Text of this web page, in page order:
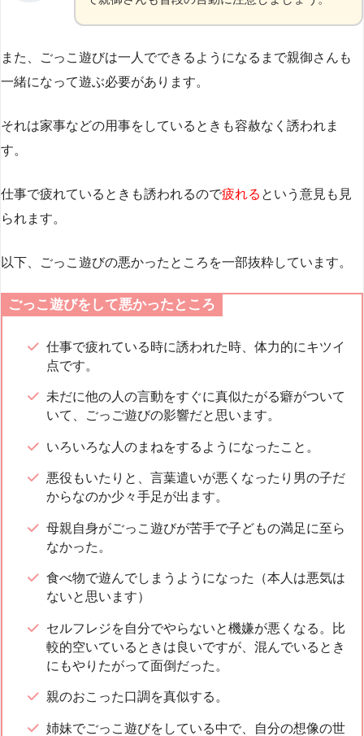
また、ごっこ遊びは一人でできるようになるまで親御さんも
一緒になって遊ぶ必要があります。
それは家事などの用事をしているときも容赦なく誘われま
す。
仕事で疲れているときも誘われるので疲れる という意見も見
られます。
以下、ごっこ遊びの悪かったところを一部抜粋しています。
ごっこ遊びをして悪かったところ
仕事で疲れている時に誘われた時、体力的にキツイ
点です。
未だに他の人の言動をすぐに真似たがる癖がついて
いて、ごっご遊びの影響だと思います。
いろいろな人のまねをするようになったこと。
悪役もいたりと、言葉遣いが悪くなったり男の子だ
からなのか少々手足が出ます。
母親自身がごっこ遊びが苦手で子どもの満足に至ら
なかった。
食べ物で遊んでしまうようになった（本人は悪気は
ないと思います）
セルフレジを自分でやらないと機嫌が悪くなる。比
較的空いているときは良いですが、混んでいるとき
にもやりたがって面倒だった。
親のおこった口調を真似する。
姉妹でごっこ遊びをしている中で、自分の想像の世